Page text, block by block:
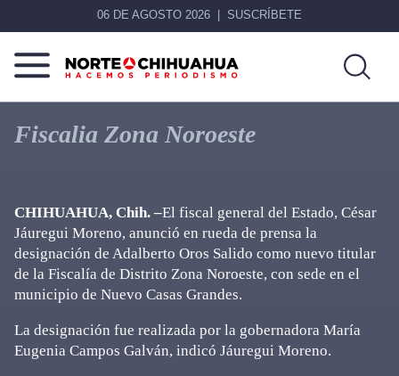
06 DE AGOSTO 2026 SUSCRÍBETE
Norte
De
Chihuahua
Más
que
noticias,
Fiscalia Zona Noroeste
CHIHUAHUA, Chih. –El fiscal general del Estado, César
Jáuregui Moreno, anunció en rueda de prensa la
designación de Adalberto Oros Salido como nuevo titular
de la Fiscalía de Distrito Zona Noroeste, con sede en el
municipio de Nuevo Casas Grandes.
La designación fue realizada por la gobernadora María
Eugenia Campos Galván, indicó Jáuregui Moreno.